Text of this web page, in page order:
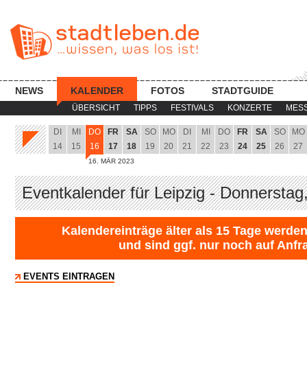
ÜBERSICHT TIPPS FESTIVALS KONZERTE
NEWS KALENDER FOTOS STADTGUIDE
DI
14
MI
15
DO
16
16. MÄR 2023
FR
17
SA
18
SO
19
MO
20
DI
21
MI
22
DO
23
FR
24
SA
25
SO
26
MO
27
Eventkalender für Leipzig -
Kalendereinträge älter als 15 Tage
und sind ggf. nur noch auf
EVENTS EINTRAGEN